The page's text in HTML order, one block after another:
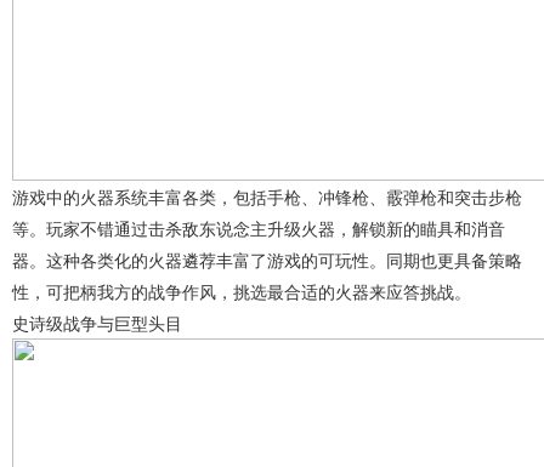
游戏中的火器系统丰富各类，包括手枪、冲锋枪、霰弹枪和突击步枪
等。玩家不错通过击杀敌东说念主升级火器，解锁新的瞄具和消音
器。这种各类化的火器遴荐丰富了游戏的可玩性。同期也更具备策略
性，可把柄我方的战争作风，挑选最合适的火器来应答挑战。
史诗级战争与巨型头目